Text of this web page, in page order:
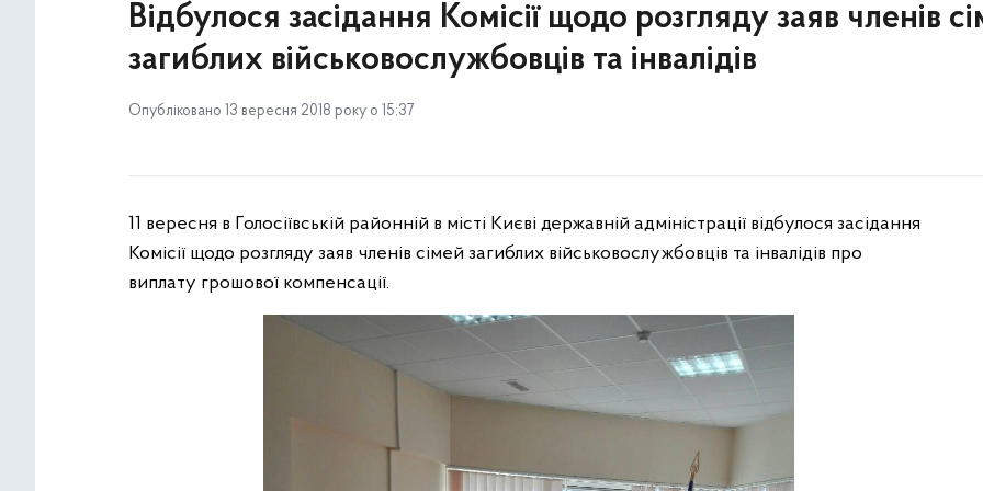
Відбулося засідання Комісії щодо розгляду заяв членів
загиблих військовослужбовців та інвалідів
Опубліковано 13 вересня 2018 року о 15:37
11 вересня в Голосіївській районній в місті Києві державній адміністрації відбулося засідання
Комісії щодо розгляду заяв членів сімей загиблих військовослужбовців та інвалідів про
виплату грошової компенсації.